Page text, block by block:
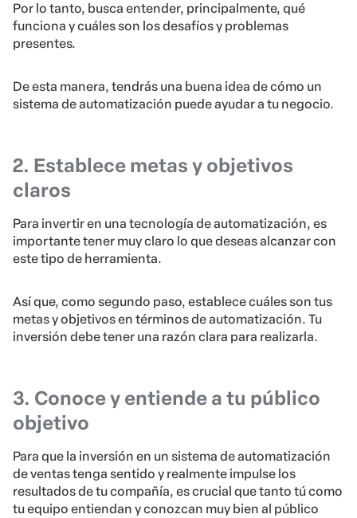
Por lo tanto, busca entender, principalmente, qué
funciona y cuáles son los desafíos y problemas
presentes.
De esta manera, tendrás una buena idea de cómo un
sistema de automatización puede ayudar a tu negocio.
2. Establece metas y objetivos
claros
Para invertir en una tecnología de automatización, es
importante tener muy claro lo que deseas alcanzar con
este tipo de herramienta.
Así que, como segundo paso, establece cuáles son tus
metas y objetivos en términos de automatización. Tu
inversión debe tener una razón clara para realizarla.
3. Conoce y entiende a tu público
objetivo
Para que la inversión en un sistema de automatización
de ventas tenga sentido y realmente impulse los
resultados de tu compañía, es crucial que tanto tú como
tu equipo entiendan y conozcan muy bien al público